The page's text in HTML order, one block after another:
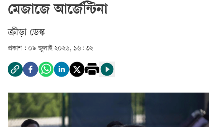
মেজাজে আর্জেন্টিনা
ক্রীড়া ডেস্ক
প্রকাশ : ০৯ জুলাই ২০২৬, ১৬: ৩২